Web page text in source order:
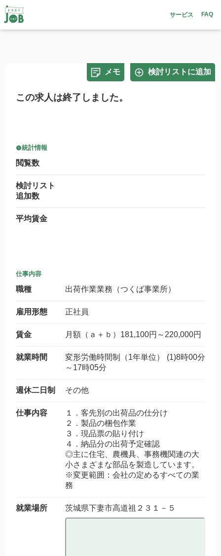
サービス FAQ
メモ 検討リストに追加
この求人は終了しました。
統計情報
閲覧数
検討リスト
追加数
平均賃金
仕事内容
職種 出荷作業業務（つくば事業所）
雇用形態 正社員
賃金 月額（ａ＋ｂ）181,100円～220,000円
就業時間
変形労働時間制（1年単位） (1)8時00分
～17時05分
週休二日制 その他
仕事内容
１．客先別の出荷品の仕分け
２．製品の梱包作業
３．現品票の貼り付け
４．納品分の出荷予定確認
◎主に住宅、農機具、事務機関連の大
小さまざまな部品を製造しています。
※変更範囲：会社の定めるすべての業
務
就業場所 茨城県下妻市高道祖２３１－５